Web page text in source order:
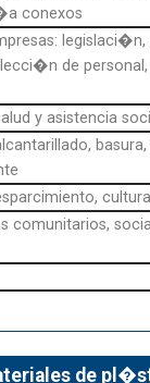
conexos
de personal,
y asistencia
comunitarios,
de